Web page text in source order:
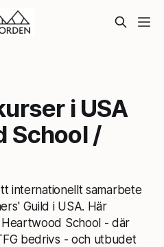
i USA
School /
internationellt samarbete
Guild i USA. Här
School - där
bedrivs - och utbudet